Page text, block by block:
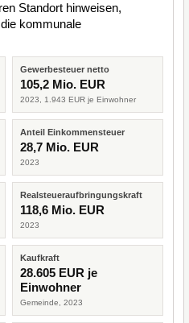
Standort hinweisen,
kommunale
Gewerbesteuer netto
105,2 Mio. EUR
2023, 1.943 EUR je Einwohner
Anteil Einkommensteuer
28,7 Mio. EUR
2023
Realsteueraufbringungskraft
118,6 Mio. EUR
2023
Kaufkraft
28.605 EUR je
Einwohner
Gemeinde, 2023